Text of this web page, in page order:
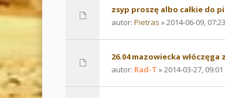
zsyp proszę albo całkie do
autor: Pietras » 2014-06-09, 07:23
26.04 mazowiecka
autor: Rad-T » 2014-03-27, 09:01